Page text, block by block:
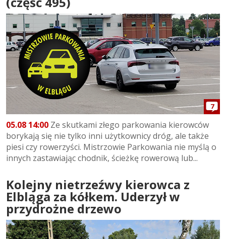
7
05.08 14:00 Ze skutkami złego parkowania kierowców
borykają się nie tylko inni użytkownicy dróg, ale także
piesi czy rowerzyści. Mistrzowie Parkowania nie myślą o
innych zastawiając chodnik, ścieżkę rowerową lub...
Kolejny nietrzeźwy kierowca z
Elbląga za kółkem. Uderzył w
przydrożne drzewo